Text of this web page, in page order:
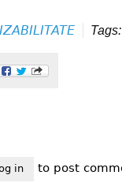
Tags:
cu handicap
in to post